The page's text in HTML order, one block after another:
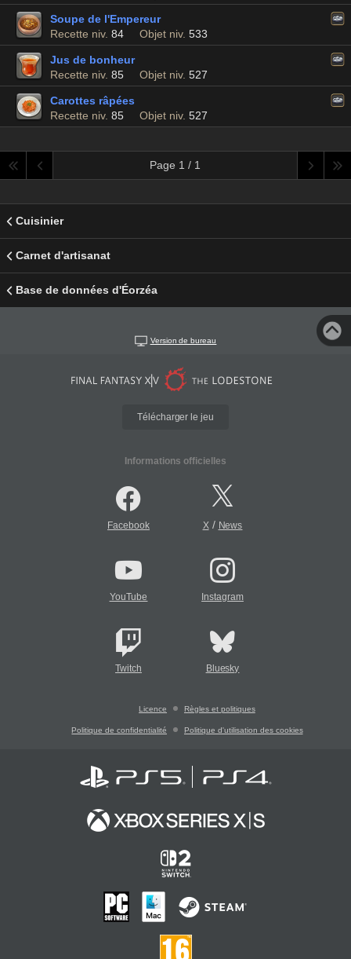
Soupe de l'Empereur
Recette niv. 84 Objet niv. 533
Jus de bonheur
Recette niv. 85 Objet niv. 527
Carottes râpées
Recette niv. 85 Objet niv. 527
Page 1 / 1
Cuisinier
Carnet d'artisanat
Base de données d'Éorzéa
Version de bureau
Télécharger le jeu
Informations officielles
Facebook X/ News
YouTube Instagram
Twitch Bluesky
Licence Règles et politiques
Politique de confidentialité Politique d'utilisation des cookies